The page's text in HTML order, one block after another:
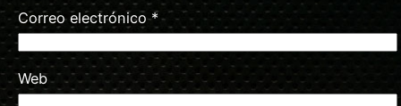
Correo electrónico*
Web